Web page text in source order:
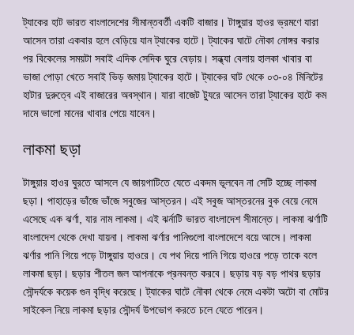
ট্যাকের হাট ভারত বাংলাদেশের সীমান্তবর্তী একটি বাজার। টাঙ্গুয়ার হাওর ভ্রমণে যারা
আসেন তারা একবার হলে বেড়িয়ে যান ট্যাকের হাটে। ট্যাকের ঘাটে নৌকা নোঙ্গর করার
পর বিকেলের সময়টা সবাই এদিক সেদিক ঘুরে বেড়ায়। সন্ধ্যা বেলায় হালকা খাবার বা
ভাজা পোড়া খেতে সবাই ভিড় জমায় ট্যাকের হাটে। ট্যাকের ঘাট থেকে ০৩-০৪ মিনিটের
হাটার দুরুত্বে এই বাজারের অবস্থান। যারা বাজেট ট্যুরে আসেন তারা ট্যাকের হাটে কম
দামে ভালো মানের খাবার পেয়ে যাবেন।
লাকমা ছড়া
টাঙ্গুয়ার হাওর ঘুরতে আসলে যে জায়গাটিতে যেতে একদম ভূলবেন না সেটি হচ্ছে লাকমা
ছড়া। পাহাড়ের ভাঁজে ভাঁজে সবুজের আস্তরন। এই সবুজ আস্তরনের বুক বেয়ে নেমে
এসেছে এক ঝর্ণা, যার নাম লাকমা। এই ঝর্নাটি ভারত বাংলাদেশ সীমান্তে। লাকমা ঝর্ণাটি
বাংলাদেশ থেকে দেখা যায়না। লাকমা ঝর্ণার পানিগুলো বাংলাদেশে বয়ে আসে। লাকমা
ঝর্ণার পানি গিয়ে পড়ে টাঙ্গুয়ার হাওরে। যে পথ দিয়ে পানি গিয়ে হাওরে পড়ে তাকে বলে
লাকমা ছড়া। ছড়ার শীতল জল আপনাকে প্রনবন্ত করবে। ছড়ায় বড় বড় পাথর ছড়ার
সৌন্দর্যকে কয়েক গুন বৃদ্ধি করেছে। ট্যাকের ঘাটে নৌকা থেকে নেমে একটা অটো বা মোটর
সাইকেল নিয়ে লাকমা ছড়ার সৌন্দর্য উপভোগ করতে চলে যেতে পারেন।